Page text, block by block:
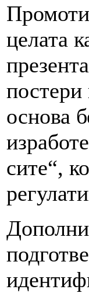
целата
основа
сите“,